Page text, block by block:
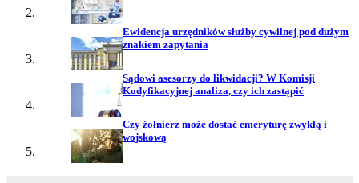
Ewidencja urzędników służby cywilnej pod dużym
znakiem zapytania
Sądowi asesorzy do likwidacji? W Komisji
Kodyfikacyjnej analiza, czy ich zastąpić
Czy żołnierz może dostać emeryturę zwykłą i
wojskową